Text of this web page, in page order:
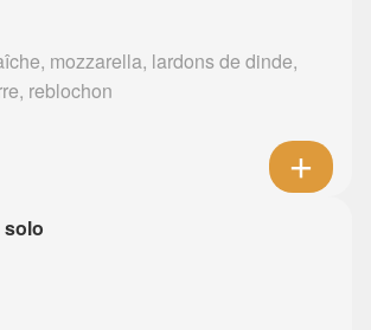
mozzarella, lardons de dinde,
reblochon
solo